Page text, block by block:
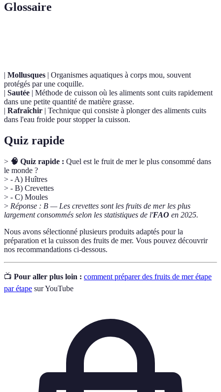
Glossaire
| Mollusques | Organismes aquatiques à corps mou, souvent
protégés par une coquille.
| Sautée | Méthode de cuisson où les aliments sont cuits rapidement
dans une petite quantité de matière grasse.
| Rafraîchir | Technique qui consiste à plonger des aliments cuits
dans l'eau froide pour stopper la cuisson.
Quiz rapide
> 🧠 Quiz rapide : Quel est le fruit de mer le plus consommé dans
le monde ?
> - A) Huîtres
> - B) Crevettes
> - C) Moules
> Réponse : B — Les crevettes sont les fruits de mer les plus
largement consommés selon les statistiques de l'FAO en 2025.
Nous avons sélectionné plusieurs produits adaptés pour la
préparation et la cuisson des fruits de mer. Vous pouvez découvrir
nos recommandations ci-dessous.
📺 Pour aller plus loin : comment préparer des fruits de mer étape
par étape sur YouTube